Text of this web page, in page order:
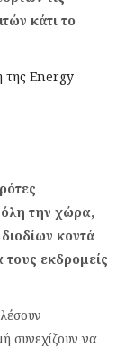
κάτι το
της Energy
όλη την χώρα,
κοντά
τους εκδρομείς
συνεχίζουν να